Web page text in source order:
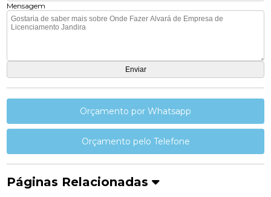
Mensagem
Orçamento por Whatsapp
Orçamento pelo Telefone
Páginas Relacionadas